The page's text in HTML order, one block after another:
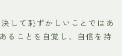
して恥ずかしいことではあ
ることを自覚し、自信を持